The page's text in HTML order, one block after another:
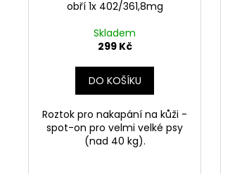
obří 1x 402/361,8mg
Skladem
299 Kč
DO KOŠÍKU
Roztok pro nakapání na kůži -
spot-on pro velmi velké psy
(nad 40 kg).